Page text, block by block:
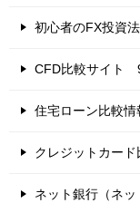
初心者のFX投資
CFD比較サイト
住宅ローン比較
クレジットカー
ネット銀行（ネ